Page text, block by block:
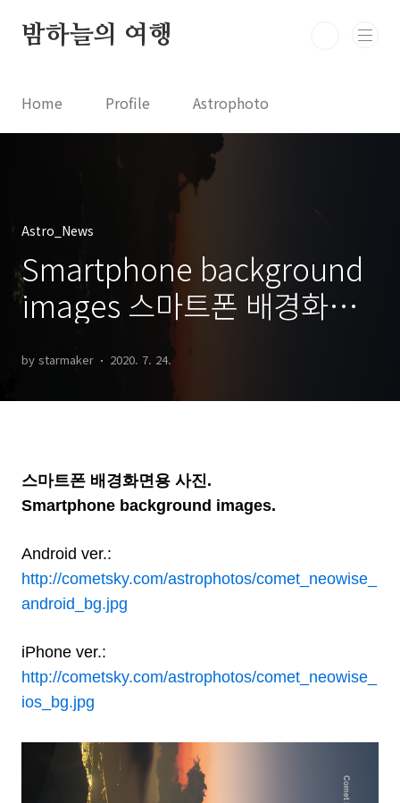
밤하늘의 여행
Home Profile Astrophoto
Comet News
Astrophotography
Astro_News
Smartphone background
images 스마트폰 배경화면
by starmaker 2020. 7. 24.
스마트폰 배경화면용 사진.
Smartphone background images.
Android ver.:
http://cometsky.com/astrophotos/comet_neowise_
android_bg.jpg
iPhone ver.:
http://cometsky.com/astrophotos/comet_neowise_
ios_bg.jpg